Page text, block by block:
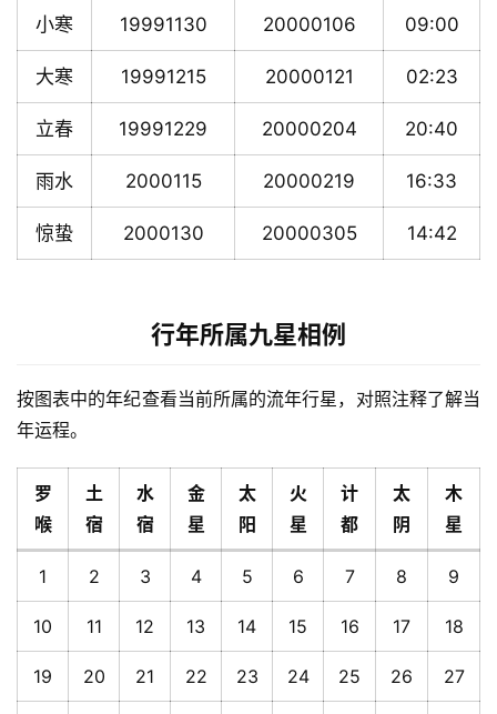
小寒 19991130 20000106 09:00
大寒 19991215 20000121 02:23
立春 19991229 20000204 20:40
雨水 2000115 20000219 16:33
惊蛰 2000130 20000305 14:42
行年所属九星相例
按图表中的年纪查看当前所属的流年行星，对照注释了解当
年运程。
罗
喉
土
宿
水
宿
金
星
太
阳
火
星
计
都
太
阴
木
星
1 2 3 4 5 6 7 8 9
10 11 12 13 14 15 16 17 18
19 20 21 22 23 24 25 26 27